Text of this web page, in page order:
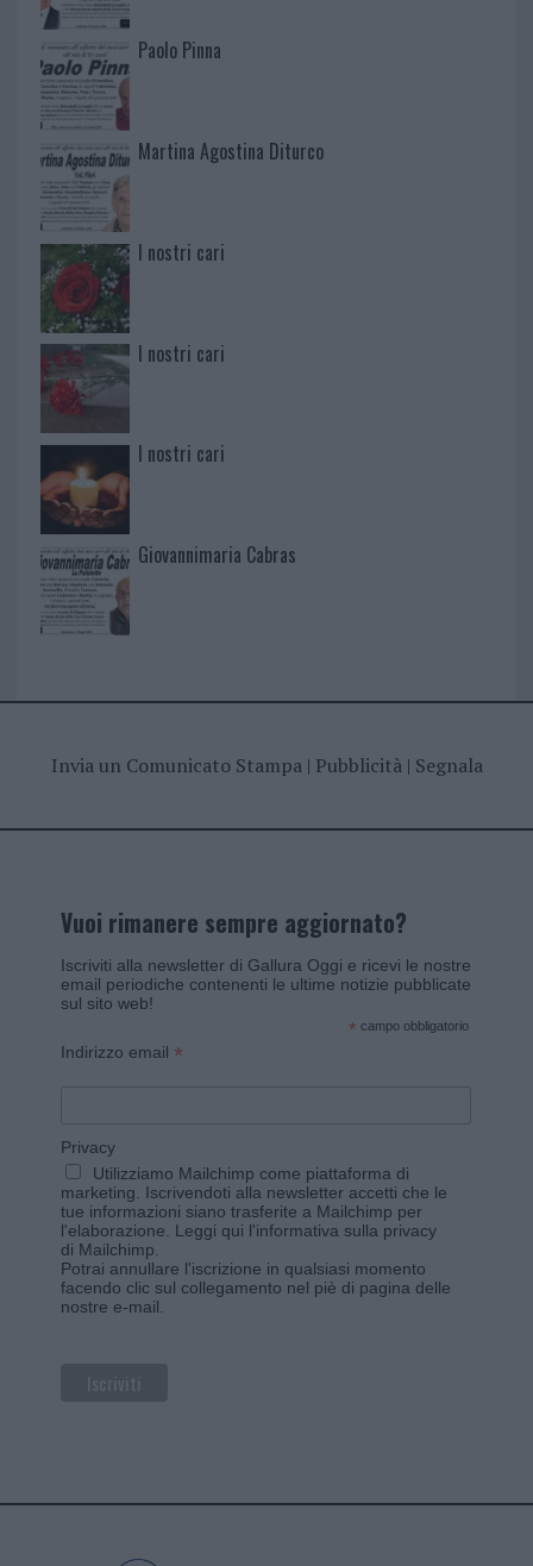
Paolo Pinna
Martina Agostina Diturco
I nostri cari
I nostri cari
I nostri cari
Giovannimaria Cabras
Invia un Comunicato Stampa| Pubblicità| Segnala
Vuoi rimanere sempre aggiornato?
Iscriviti alla newsletter di Gallura Oggi e ricevi le nostre
email periodiche contenenti le ultime notizie pubblicate
sul sito web!
* campo obbligatorio
Indirizzo email *
Privacy
Utilizziamo Mailchimp come piattaforma di
marketing. Iscrivendoti alla newsletter accetti che le
tue informazioni siano trasferite a Mailchimp per
l'elaborazione. Leggi qui l'informativa sulla privacy
di Mailchimp
Potrai annullare l'iscrizione in qualsiasi momento
facendo clic sul collegamento nel piè di pagina delle
nostre e-mail.